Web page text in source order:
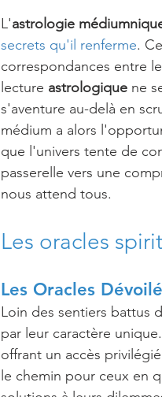
L'astrologie
secrets qu'il renferme.
correspondances entre
lecture astrologique ne
s'aventure au-delà en
médium a alors
que l'univers tente de
passerelle vers une
nous attend tous.
Les oracles
Les Oracles
Loin des sentiers battus
par leur caractère
offrant un accès
le chemin pour ceux en